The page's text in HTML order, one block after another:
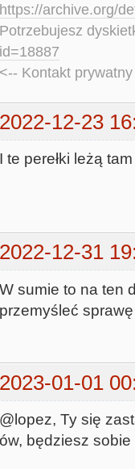
https://archive.org/
Potrzebujesz
id=18887
<-- Kontakt
2022-12-23
I te perełki leżą
2022-12-31
W sumie to na ten
przemyśleć
2023-01-01
@lopez, Ty się
ów, będziesz sobie